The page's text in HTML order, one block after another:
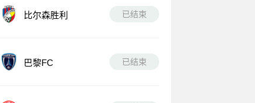
比尔森胜利 已结束
巴黎FC 已结束